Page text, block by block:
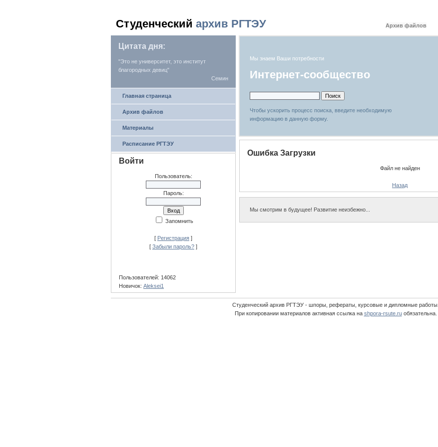
Студенческий архив РГТЭУ Архив файлов
Цитата дня:
"Это не университет, это институт
благородных девиц"
Семин
Мы знаем Ваши потребности
Интернет-сообщество
Чтобы ускорить процесс поиска, введите необходимую
информацию в данную форму.
Главная страница
Архив файлов
Материалы
Расписание РГТЭУ
Войти
Пользователь:
Пароль:
Запомнить
[ Регистрация ]
[ Забыли пароль? ]
Пользователей: 14062
Новичок: Aleksei1
Ошибка Загрузки
Файл не найден
Назад
Мы смотрим в будущее! Развитие неизбежно...
Студенческий архив РГТЭУ - шпоры, рефераты, курсовые и дипломные работы.
При копировании материалов активная ссылка на shpora-rsute.ruобязательна.